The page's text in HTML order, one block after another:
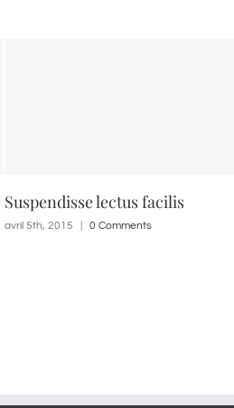
Suspendisse lectus facilis
avril 5th, 2015 0 Comments